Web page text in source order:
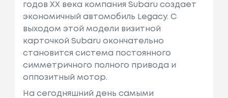
годов XX века компания Subaru создает
экономичный автомобиль Legacy. С
выходом этой модели визитной
карточкой Subaru окончательно
становится система постоянного
симметричного полного привода и
оппозитный мотор.
На сегодняшний день самыми